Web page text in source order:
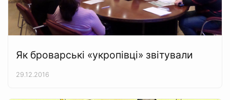
Як броварські «укропівці» звітували
29.12.2016